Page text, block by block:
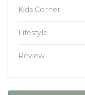
Kids Corner
Lifestyle
Review